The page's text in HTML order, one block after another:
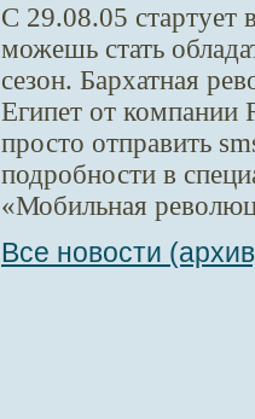
С 29.08.05 стартует
можешь стать
сезон. Бархатная
Египет от компании
просто отправить
подробности в
«Мобильная
Все новости